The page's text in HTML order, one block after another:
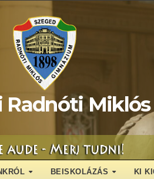
Radnóti
BEISKOLÁZÁS KI